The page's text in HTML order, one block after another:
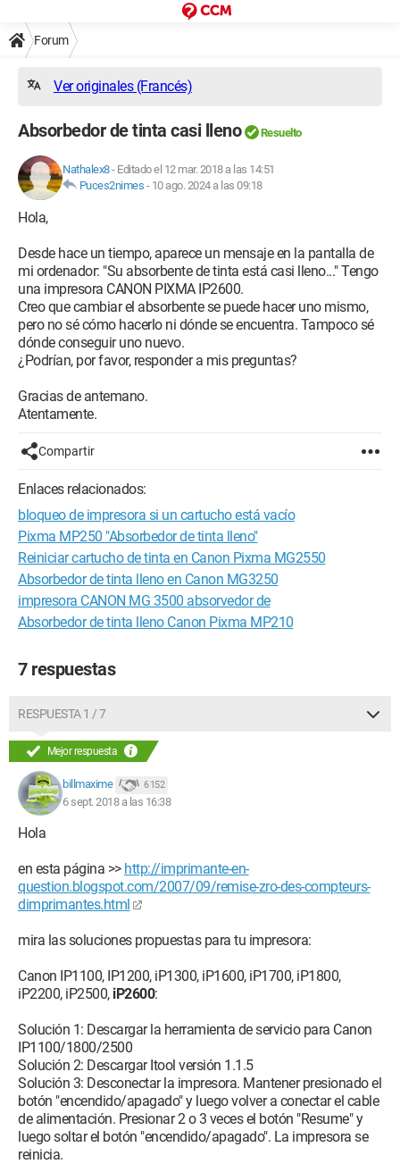
Forum
Ver originales (Francés)
Absorbedor de tinta casi lleno Resuelto
Nathalex8- Editado el 12 mar. 2018 a las 14:51
Puces2nimes - 10 ago. 2024 a las 09:18
Hola,
Desde hace un tiempo, aparece un mensaje en la pantalla de
mi ordenador: "Su absorbente de tinta está casi lleno..." Tengo
una impresora CANON PIXMA IP2600.
Creo que cambiar el absorbente se puede hacer uno mismo,
pero no sé cómo hacerlo ni dónde se encuentra. Tampoco sé
dónde conseguir uno nuevo.
¿Podrían, por favor, responder a mis preguntas?
Gracias de antemano.
Atentamente.
Compartir
Enlaces relacionados:
bloqueo de impresora si un cartucho está vacío
Pixma MP250 "Absorbedor de tinta lleno"
Reiniciar cartucho de tinta en Canon Pixma MG2550
Absorbedor de tinta lleno en Canon MG3250
impresora CANON MG 3500 absorvedor de
Absorbedor de tinta lleno Canon Pixma MP210
7 respuestas
RESPUESTA 1 / 7
Mejor respuesta
billmaxime 6 152
6 sept. 2018 a las 16:38
Hola
en esta página >> http://imprimante-en-
question.blogspot.com/2007/09/remise-zro-des-compteurs-
dimprimantes.html
mira las soluciones propuestas para tu impresora:
Canon IP1100, IP1200, iP1300, iP1600, iP1700, iP1800,
iP2200, iP2500, iP2600:
Solución 1: Descargar la herramienta de servicio para Canon
IP1100/1800/2500
Solución 2: Descargar Itool versión 1.1.5
Solución 3: Desconectar la impresora. Mantener presionado el
botón "encendido/apagado" y luego volver a conectar el cable
de alimentación. Presionar 2 o 3 veces el botón "Resume" y
luego soltar el botón "encendido/apagado". La impresora se
reinicia.